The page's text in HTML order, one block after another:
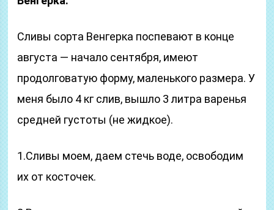
Сливы сорта Венгерка поспевают в конце
августа — начало сентября, имеют
продолговатую форму, маленького размера. У
меня было 4 кг слив, вышло 3 литра варенья
средней густоты (не жидкое).
1.Сливы моем, даем стечь воде, освободим
их от косточек.